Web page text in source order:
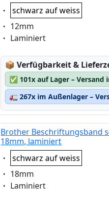
Eigenschaft:
schwarz auf weiss
Eigenschaft:
12mm
Eigenschaft:
Laminiert
📦Lagerstatus:
Verfügbarkeit &
✅ 101x auf Lager –
🚛 267x im Außenlager –
Brother Beschriftungsband
18mm, laminiert
Eigenschaft:
schwarz auf weiss
Eigenschaft:
18mm
Eigenschaft:
Laminiert